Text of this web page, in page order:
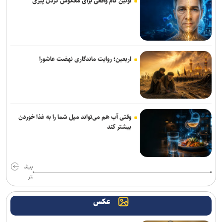
استارت دوباره همه ملی‌پوشان جهانی و بازی‌های آسیایی در کمپ تیم‌های
ملی؛ تذکر وزنی به نایب‌قهرمان جهان
بازگشت خلیفه و گودرزی به تمرینات آلومینیوم
ادامه خریدهای خطیبی از تیم سابق/ نصیری به فجرسپاسی پیوست
ناکامی نماینده ایران در مسابقات ورزش های خیابانی
اژدهاکش به پرسپولیس پیوست
بیاتلو: با آریو قرارداد دارم/ حضورم در مس رفسنجان صحت ندارد
بازی‌های سرخابی‌ها به شهرقدس رفت/ استقلال خوزستان به تهران
بازگشت
تمدید قرارداد مربی ترک استقلال
اربعین؛ روایت ماندگاری نهضت عاشورا
وقتی آب هم می‌تواند میل شما را به غذا خوردن
بیشتر کند
بیش
تر
عکس